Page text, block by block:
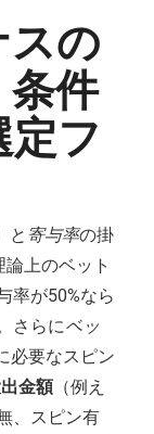
スの
条件
フ
と 寄与率の掛
上のベット
率が50%なら
さらにベッ
必要なスピン
金額（例え
、スピン有